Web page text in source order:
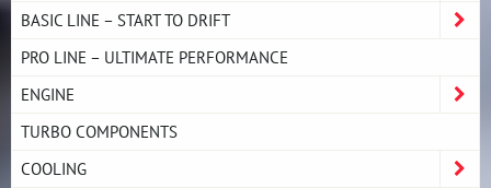
BASIC LINE – START TO DRIFT
PRO LINE – ULTIMATE PERFORMANCE
ENGINE
TURBO COMPONENTS
COOLING